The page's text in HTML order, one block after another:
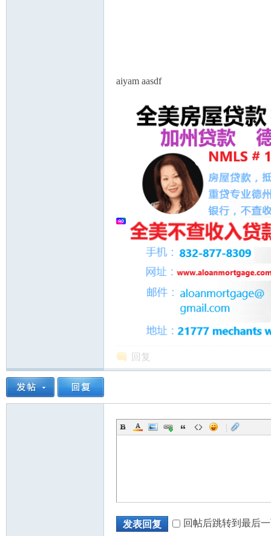
州
aiyam aasdf
回复
|
发表回复 回帖后跳转到最后